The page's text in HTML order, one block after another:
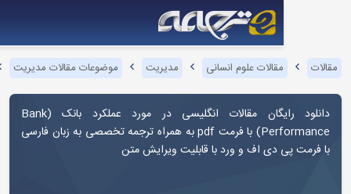
مقالات علوم انسانی مدیریت موضوعات مقالات مدیریت عملکرد بانک
دانلود رایگان مقالات انگلیسی در مورد عملکرد بانک (Bank
Performance) با فرمت pdf به همراه ترجمه تخصصی به زبان فارسی
دی اف و ورد با قابلیت ویرایش متن